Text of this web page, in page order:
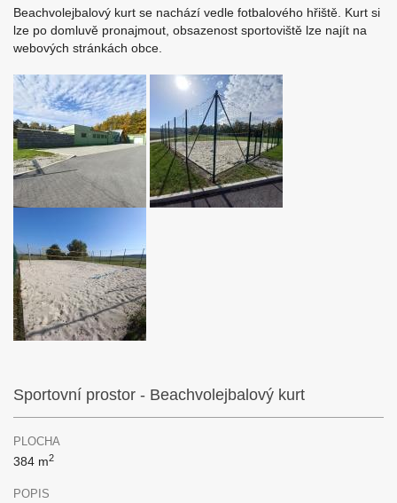
Beachvolejbalový kurt se nachází vedle fotbalového hřiště. Kurt si
lze po domluvě pronajmout, obsazenost sportoviště lze najít na
webových stránkách obce.
Sportovní prostor - Beachvolejbalový kurt
PLOCHA
384 m2
POPIS